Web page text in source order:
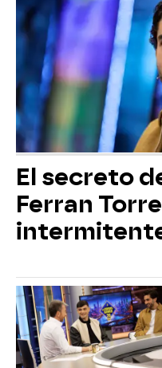
El secreto
Ferran